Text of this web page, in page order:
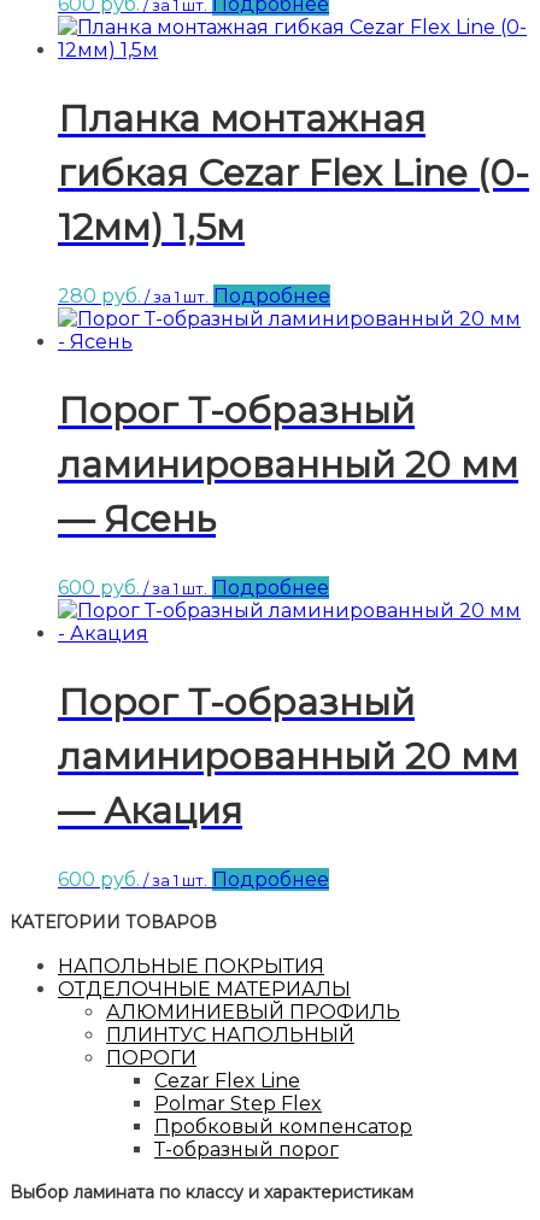
600 руб. / за 1 шт. Подробнее
Планка монтажная
гибкая Cezar Flex Line (0-
12мм) 1,5м
280 руб. / за 1 шт. Подробнее
Порог Т-образный
ламинированный 20 мм
— Ясень
600 руб. / за 1 шт. Подробнее
Порог Т-образный
ламинированный 20 мм
— Акация
600 руб. / за 1 шт. Подробнее
КАТЕГОРИИ ТОВАРОВ
НАПОЛЬНЫЕ ПОКРЫТИЯ
ОТДЕЛОЧНЫЕ МАТЕРИАЛЫ
АЛЮМИНИЕВЫЙ ПРОФИЛЬ
ПЛИНТУС НАПОЛЬНЫЙ
ПОРОГИ
Cezar Flex Line
Polmar Step Flex
Пробковый компенсатор
Т-образный порог
Выбор ламината по классу и характеристикам